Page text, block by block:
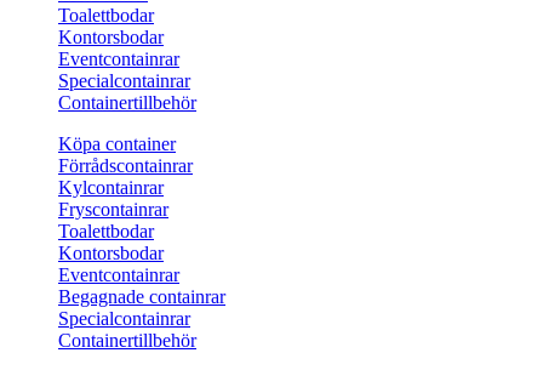
Toalettbodar
Kontorsbodar
Eventcontainrar
Specialcontainrar
Containertillbehör
Köpa container
Förrådscontainrar
Kylcontainrar
Fryscontainrar
Toalettbodar
Kontorsbodar
Eventcontainrar
Begagnade containrar
Specialcontainrar
Containertillbehör